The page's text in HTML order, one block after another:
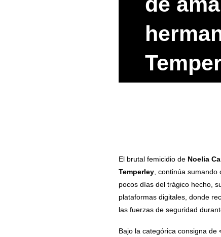
El brutal femicidio de Noelia
Temperley, continúa sumando
pocos días del trágico hecho,
plataformas digitales, donde
las fuerzas de seguridad
Bajo la categórica consigna de